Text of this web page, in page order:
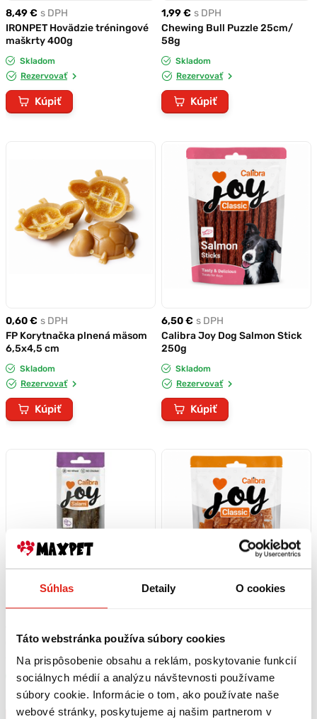
Súhlas Detaily O cookies
Táto webstránka používa súbory cookies
Na prispôsobenie obsahu a reklám, poskytovanie funkcií
sociálnych médií a analýzu návštevnosti používame
súbory cookie. Informácie o tom, ako používate naše
webové stránky, poskytujeme aj našim partnerom v
8,49 € s DPH
IRONPET Hovädzie tréningové
maškrty 400g
Skladom
Rezervovať
Kúpiť
1,99 € s DPH
Chewing Bull Puzzle 25cm/
58g
Skladom
Rezervovať
Kúpiť
0,60 € s DPH
FP Korytnačka plnená mäsom
6,5x4,5 cm
Skladom
Rezervovať
Kúpiť
6,50 € s DPH
Calibra Joy Dog Salmon Stick
250g
Skladom
Rezervovať
Kúpiť
CALIBRA Joy Dog Salami Lamb
30g
Skladom
Rezervovať
CALIBRA JOY Dog Chicken Bits
250g
Skladom
Rezervovať